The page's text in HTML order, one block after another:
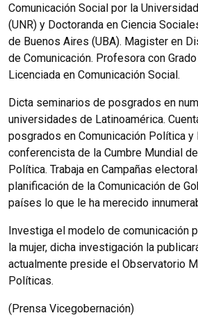
Comunicación Social por la
(UNR) y Doctoranda en Ciencia
de Buenos Aires (UBA). Magister en
de Comunicación. Profesora con
Licenciada en Comunicación Social.
Dicta seminarios de posgrados en
universidades de Latinoamérica.
posgrados en Comunicación Política y
conferencista de la Cumbre Mundial
Política. Trabaja en Campañas
planificación de la Comunicación de
países lo que le ha merecido
Investiga el modelo de comunicación
la mujer, dicha investigación la
actualmente preside el Observatorio
Políticas.
(Prensa Vicegobernación)